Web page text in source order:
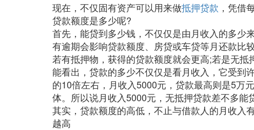
现在，不仅固有资产可以用来做抵押贷款 ，凭借
贷款额度是多少呢?
首先，能贷到多少钱，不仅仅是由月收入的多少
有逾期会影响贷款额度、房贷或车贷等月还款比
若有抵押物，获得的贷款额度就会更高;若是无抵
能看出，贷款的多少不仅仅是看月收入，它受到
的10倍左右，月收入5000元，贷款最高则是5万
体。所以说月收入5000元，无抵押贷款差不多能
其实，贷款额度的高低，不止与借款人的月收入
越高